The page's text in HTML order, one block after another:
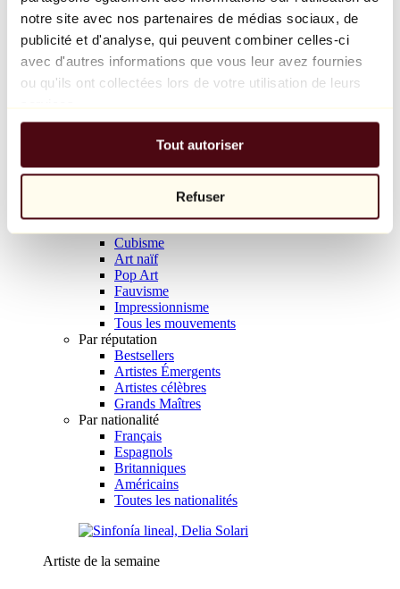
notre site avec nos partenaires de médias sociaux, de
publicité et d'analyse, qui peuvent combiner celles-ci
avec d'autres informations que vous leur avez fournies
ou qu'ils ont collectées lors de votre utilisation de leurs
Tout autoriser
Refuser
69 €
Découvrir
Artistes
Tous les sculpteurs
Tous les dessinateurs
Tous les designers
Cubisme
Art naïf
Pop Art
Fauvisme
Impressionnisme
Tous les mouvements
Par réputation
Bestsellers
Artistes Émergents
Artistes célèbres
Grands Maîtres
Par nationalité
Français
Espagnols
Britanniques
Américains
Toutes les nationalités
Artiste de la semaine